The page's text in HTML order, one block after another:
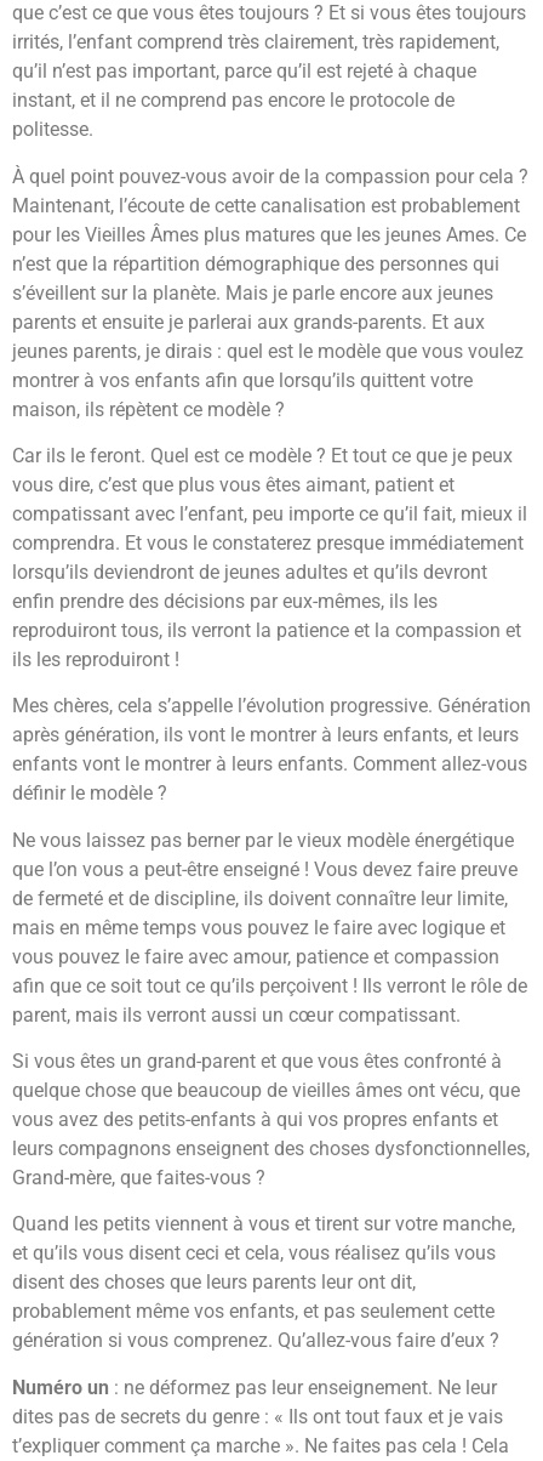
que c’est ce que vous êtes toujours ? Et si vous êtes toujours
irrités, l’enfant comprend très clairement, très rapidement,
qu’il n’est pas important, parce qu’il est rejeté à chaque
instant, et il ne comprend pas encore le protocole de
politesse.
À quel point pouvez-vous avoir de la compassion pour cela ?
Maintenant, l’écoute de cette canalisation est probablement
pour les Vieilles Âmes plus matures que les jeunes Ames. Ce
n’est que la répartition démographique des personnes qui
s’éveillent sur la planète. Mais je parle encore aux jeunes
parents et ensuite je parlerai aux grands-parents. Et aux
jeunes parents, je dirais : quel est le modèle que vous voulez
montrer à vos enfants afin que lorsqu’ils quittent votre
maison, ils répètent ce modèle ?
Car ils le feront. Quel est ce modèle ? Et tout ce que je peux
vous dire, c’est que plus vous êtes aimant, patient et
compatissant avec l’enfant, peu importe ce qu’il fait, mieux il
comprendra. Et vous le constaterez presque immédiatement
lorsqu’ils deviendront de jeunes adultes et qu’ils devront
enfin prendre des décisions par eux-mêmes, ils les
reproduiront tous, ils verront la patience et la compassion et
ils les reproduiront !
Mes chères, cela s’appelle l’évolution progressive. Génération
après génération, ils vont le montrer à leurs enfants, et leurs
enfants vont le montrer à leurs enfants. Comment allez-vous
définir le modèle ?
Ne vous laissez pas berner par le vieux modèle énergétique
que l’on vous a peut-être enseigné ! Vous devez faire preuve
de fermeté et de discipline, ils doivent connaître leur limite,
mais en même temps vous pouvez le faire avec logique et
vous pouvez le faire avec amour, patience et compassion
afin que ce soit tout ce qu’ils perçoivent ! Ils verront le rôle de
parent, mais ils verront aussi un cœur compatissant.
Si vous êtes un grand-parent et que vous êtes confronté à
quelque chose que beaucoup de vieilles âmes ont vécu, que
vous avez des petits-enfants à qui vos propres enfants et
leurs compagnons enseignent des choses dysfonctionnelles,
Grand-mère, que faites-vous ?
Quand les petits viennent à vous et tirent sur votre manche,
et qu’ils vous disent ceci et cela, vous réalisez qu’ils vous
disent des choses que leurs parents leur ont dit,
probablement même vos enfants, et pas seulement cette
génération si vous comprenez. Qu’allez-vous faire d’eux ?
Numéro un : ne déformez pas leur enseignement. Ne leur
dites pas de secrets du genre : « Ils ont tout faux et je vais
t’expliquer comment ça marche ». Ne faites pas cela ! Cela